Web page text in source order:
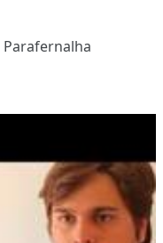
Parafernalha